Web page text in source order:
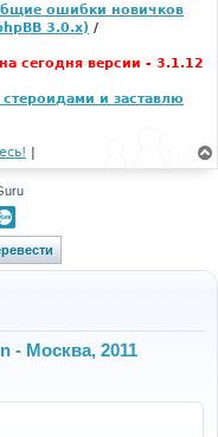
ошибки новичков
3.0.x) /
сегодня версии - 3.1.12
и заставлю
|
- Москва, 2011